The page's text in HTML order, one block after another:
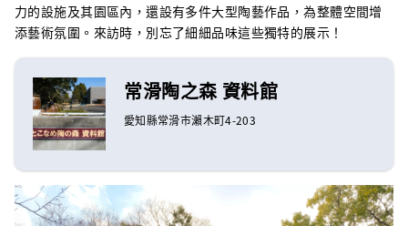
力的設施及其園區內，還設有多件大型陶藝作品，為整體空間增
添藝術氛圍。來訪時，別忘了細細品味這些獨特的展示！
常滑陶之森 資料館
愛知縣常滑市瀨木町4-203